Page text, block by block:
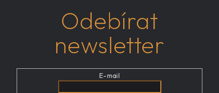
Odebírat
newsletter
E-mail